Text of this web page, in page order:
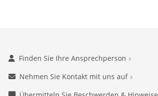
Finden Sie Ihre Ansprechperson
Nehmen Sie Kontakt mit uns auf